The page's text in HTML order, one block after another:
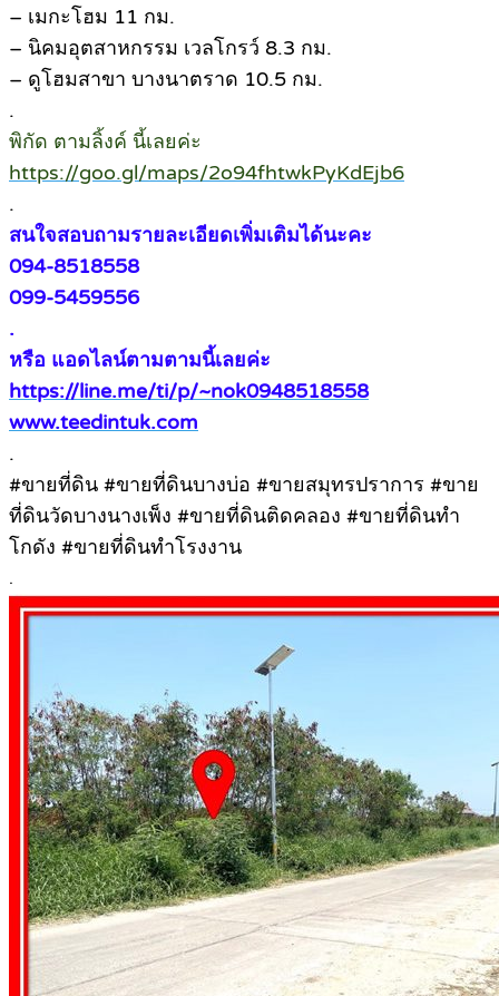
– เมกะโฮม 11 กม.
– นิคมอุตสาหกรรม เวลโกรว์ 8.3 กม.
– ดูโฮมสาขา บางนาตราด 10.5 กม.
.
พิกัด ตามลิ้งค์ นี้เลยค่ะ
https://goo.gl/maps/2o94fhtwkPyKdEjb6
.
สนใจสอบถามรายละเอียดเพิ่มเติมได้นะคะ
094-8518558
099-5459556
.
หรือ แอดไลน์ตามตามนี้เลยค่ะ
https://line.me/ti/p/~nok0948518558
www.teedintuk.com
.
#ขายที่ดิน #ขายที่ดินบางบ่อ #ขายสมุทรปราการ #ขาย
ที่ดินวัดบางนางเพ็ง #ขายที่ดินติดคลอง #ขายที่ดินทำ
โกดัง #ขายที่ดินทำโรงงาน
.